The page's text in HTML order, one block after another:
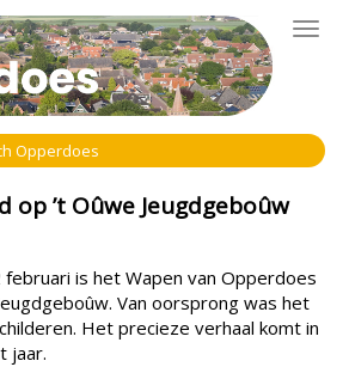
Opperdoes
’t Oûwe Jeugdgeboûw
is het Wapen van Opperdoes
Van oorsprong was het
Het precieze verhaal komt in
jaar.